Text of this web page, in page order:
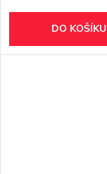
DO KOŠÍKU